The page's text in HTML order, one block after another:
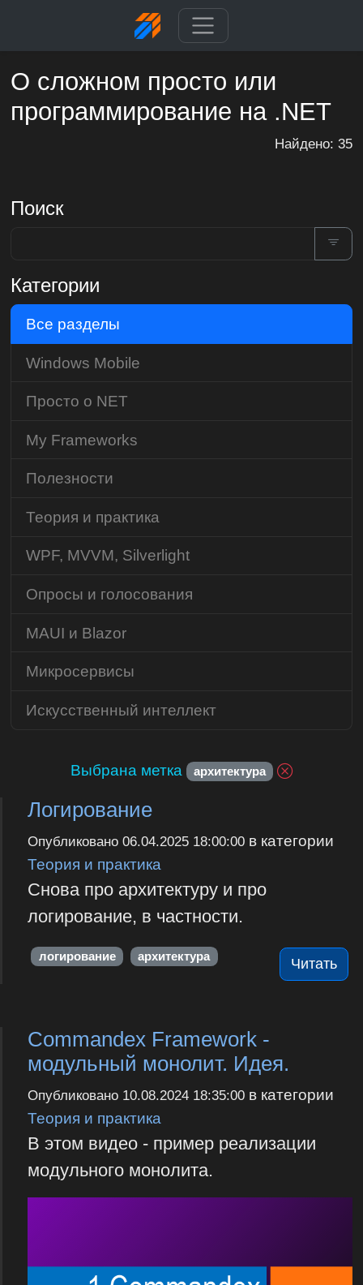
О сложном просто или
программирование на .NET
Найдено: 35
Выбрана метка архитектура
Логирование
Опубликовано 06.04.2025 18:00:00в категории
Теория и практика
Снова про архитектуру и про
логирование, в частности.
Читать
логирование архитектура
Commandex Framework -
модульный монолит. Идея.
Опубликовано 10.08.2024 18:35:00в категории
Теория и практика
В этом видео - пример реализации
модульного монолита.
Поиск
Категории
Все разделы
Windows Mobile
Просто о NET
My Frameworks
Полезности
Теория и практика
WPF, MVVM, Silverlight
Опросы и голосования
MAUI и Blazor
Микросервисы
Искусственный интеллект